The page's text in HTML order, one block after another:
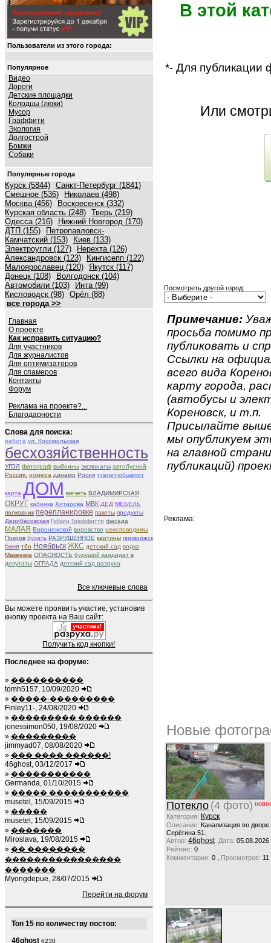
Пользователи из этого города:
Популярное
Видео
Дороги
Детские площадки
Колодцы (люки)
Мусор
Граффити
Экология
Долгострой
Бомжи
Собаки
Популярные города
Курск (5844) Санкт-Петербург (1841)
Смешное (536)
Николаев (498)
Москва (456)
Воскресенск (332)
Курская область (248) Тверь (219)
Одесса (216)
Нижний Новгород (170)
ДТП (155)
Петропавловск-
Камчатский (153)
Киев (133)
Электроугли (127)
Нерехта (126)
Александровск (123)
Кингисепп (122)
Малоярославец (120) Якутск (117)
Донецк (108)
Волгодонск (104)
Автомобили (103)
Инта (99)
Кисловодск (98) Орёл (88)
все города >>
Главная
О проекте
Как исправить ситуацию?
Для участников
Для журналистов
Для оптимизаторов
Для спамеров
Контакты
Форум
Реклама на проекте?...
Благодарности
Слова для поиска:
работа ул. Косомольская
бесхозяйственность
УГОЛ фотограф выбоины экспонаты автобусной
Россия. номера динамо Росия туалет-общепит
карта ДОМ мечеть ВЛАДИМИРСКАЯ
ОКРУГ кабинка Хитарова МВК ДЕД МЕБЕЛЬ
полковник перепланировке пакеты продукты
Дерибасовская Губкин Граффитти фасада
МАЛАЯ Воронежской воровство неисповедимы
Покров бухать РАЗРУШЕННОЕ картины приволжск
баня тбо Ноябрьск ЖКС детский сад водка
Макеевка ОПАСНОСТЬ будущий кандидат в
депутаты ОГРАДА детский сад разруха
Все ключевые слова
Вы можете проявить участие, установив
кнопку проекта на Ваш сайт:
Получить код кнопки!
Последнее на форуме:
» ����������
tomh5157, 10/09/2020
» �����-���������
Finley11-, 24/08/2020
» ��������� ������
jonessimon050, 19/08/2020
» ���������
jimmyad07, 08/08/2020
» ��� ���� ������!
46ghost, 03/12/2017
» �����������
Germanda, 01/10/2015
» ����� �����������
musetel, 15/09/2015
» �����
musetel, 15/09/2015
» �������
Miroslava, 19/08/2015
» �� ��������
����������������
�������
Myongdepue, 28/07/2015
Перейти на форум
Топ 15 по количеству постов:
46ghost 6230
В этой
*- Для публикации
Или
Посмотреть другой город:
Примечание:
просьба помимо
публиковать и
Ссылки на
всего вида
карту города,
(автобусы и
Кореновск, и т.п.
Присылайте
мы опубликуем
на главной
публикаций)
Реклама:
Новые
Потекло (4 фото)
Категория: Курск
Описание: Канализация во
Серёгина 51.
Автор: 46ghost Дата: 05.08.2026
Рейтинг: 0
Комментарии: 0 , Просмотров: 11